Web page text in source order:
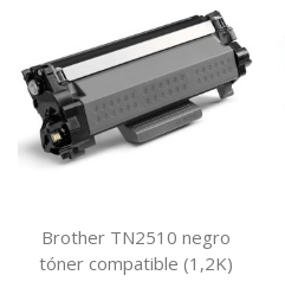
Brother TN2510 negro
tóner compatible (1,2K)